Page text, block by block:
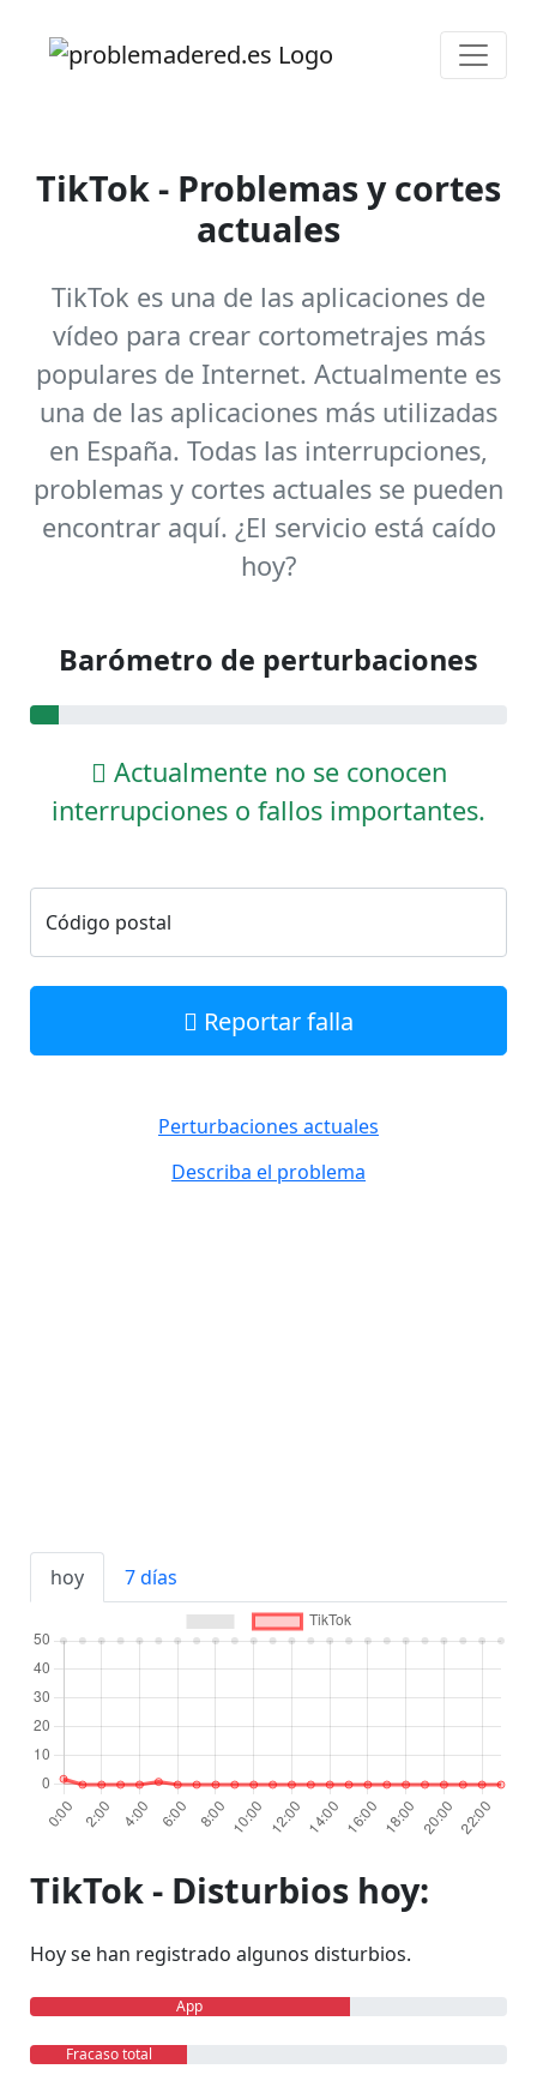
TikTok - Problemas y cortes
actuales
TikTok es una de las aplicaciones de
vídeo para crear cortometrajes más
populares de Internet. Actualmente es
una de las aplicaciones más utilizadas
en España. Todas las interrupciones,
problemas y cortes actuales se pueden
encontrar aquí. ¿El servicio está caído
hoy?
Barómetro de perturbaciones
Actualmente no se conocen
interrupciones o fallos importantes.
Código postal
Reportar falla
Perturbaciones actuales
Describa el problema
hoy 7 días
TikTok - Disturbios hoy:
Hoy se han registrado algunos disturbios.
App
Fracaso total